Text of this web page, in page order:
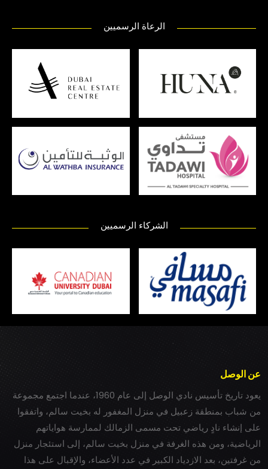
الرعاة الرسميين
الشركاء الرسميين
عن الوصل
يعود تاريخ تأسيس نادي الوصل إلى عام 1960، عندما اجتمع مجموعة
من شباب بمنطقة زعبيل في منزل المغفور له بخيت سالم، واتفقوا
على إنشاء نادٍ رياضي تحت مسمى الزمالك لممارسة هواياتهم
الرياضية، ومن هذه الغرفة في منزل بخيت سالم، إلى استئجار منزل
من غرفتين، بعد الازدياد الكبير في عدد الأعضاء، والإقبال على هذا